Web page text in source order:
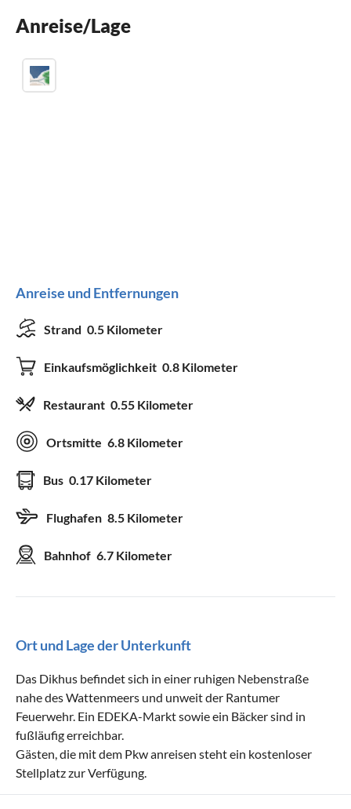
Kamin
Anreise/Lage
Anreise und Entfernungen
Strand 0.5 Kilometer
Einkaufsmöglichkeit 0.8 Kilometer
Restaurant 0.55 Kilometer
Ortsmitte 6.8 Kilometer
Bus 0.17 Kilometer
Flughafen 8.5 Kilometer
Bahnhof 6.7 Kilometer
Ort und Lage der Unterkunft
Das Dikhus befindet sich in einer ruhigen Nebenstraße
nahe des Wattenmeers und unweit der Rantumer
Feuerwehr. Ein EDEKA-Markt sowie ein Bäcker sind in
fußläufig erreichbar.
Gästen, die mit dem Pkw anreisen steht ein kostenloser
Stellplatz zur Verfügung.